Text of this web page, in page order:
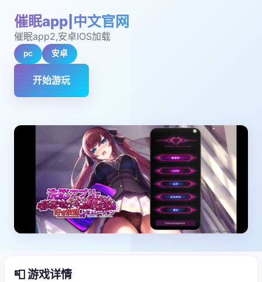
催眠app|中文官网
催眠app2,安卓IOS加载
pc 安卓
开始游玩
📮 游戏详情